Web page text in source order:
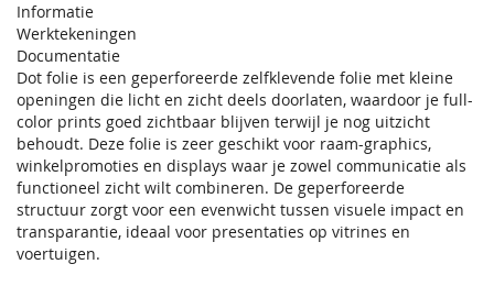
Informatie
Werktekeningen
Documentatie
Dot folie is een geperforeerde zelfklevende folie met kleine
openingen die licht en zicht deels doorlaten, waardoor je full-
color prints goed zichtbaar blijven terwijl je nog uitzicht
behoudt. Deze folie is zeer geschikt voor raam-graphics,
winkelpromoties en displays waar je zowel communicatie als
functioneel zicht wilt combineren. De geperforeerde
structuur zorgt voor een evenwicht tussen visuele impact en
transparantie, ideaal voor presentaties op vitrines en
voertuigen.